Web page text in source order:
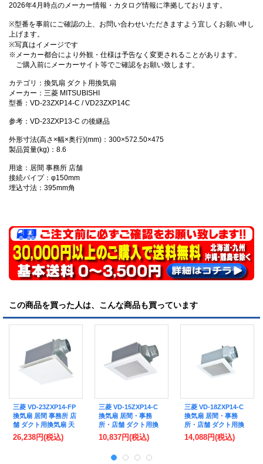
2026年4月時点のメーカー情報・カタログ情報に準拠しております。
※型番を事前にご確認の上、お問い合わせいただきますよう宜しくお願い申し
上げます。
※写真はイメージです
※メーカー都合により外観・仕様は予告なく変更されることがあります。
ご購入前にメーカーサイト等でご確認をお願い致します。
カテゴリ：換気扇 ダクト用換気扇
メーカー：三菱 MITSUBISHI
型番：VD-23ZXP14-C / VD23ZXP14C
参考：VD-23ZXP13-C の後継品
外形寸法(高さ×幅×奥行)(mm)：300×572.50×475
製品質量(kg)：8.6
用途：居間 事務所 店舗
接続パイプ：φ150mm
埋込寸法：395mm角
この商品を買った人は、こんな商品も買っています
三菱 VD-23ZXP14-FP
換気扇 居間 事務所 店
舗 ダクト用換気扇 天
井埋込形 低騒音形 フ
ラットインテリアタイ
26,238円(税込)
三菱 VD-15ZXP14-C
換気扇 居間・事務
所・店舗 ダクト用換
気扇 天井埋込形 低騒
音形 インテリア格子
クールホワイト (VD-
10,837円(税込)
三菱 VD-18ZXP14-C
換気扇 居間・事務
所・店舗 ダクト用換
気扇 天井埋込形 低騒
音形 インテリア格子
14,088円(税込)